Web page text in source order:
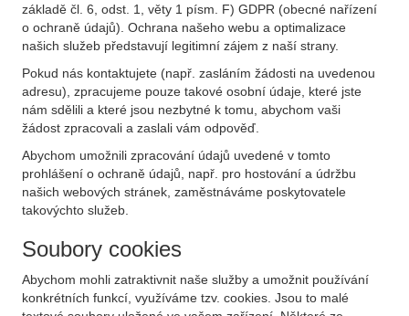
základě čl. 6, odst. 1, věty 1 písm. F) GDPR (obecné nařízení
o ochraně údajů). Ochrana našeho webu a optimalizace
našich služeb představují legitimní zájem z naší strany.
Pokud nás kontaktujete (např. zasláním žádosti na uvedenou
adresu), zpracujeme pouze takové osobní údaje, které jste
nám sdělili a které jsou nezbytné k tomu, abychom vaši
žádost zpracovali a zaslali vám odpověď.
Abychom umožnili zpracování údajů uvedené v tomto
prohlášení o ochraně údajů, např. pro hostování a údržbu
našich webových stránek, zaměstnáváme poskytovatele
takovýchto služeb.
Soubory cookies
Abychom mohli zatraktivnit naše služby a umožnit používání
konkrétních funkcí, využíváme tzv. cookies. Jsou to malé